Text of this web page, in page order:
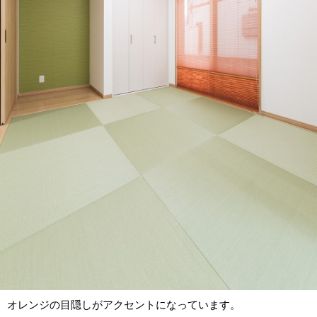
オレンジの目隠しがアクセントになっています。